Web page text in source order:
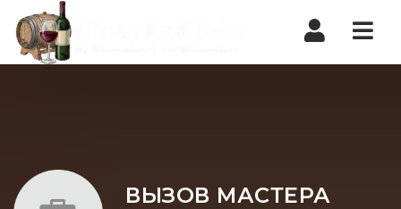
ВЫЗОВ МАСТЕРА